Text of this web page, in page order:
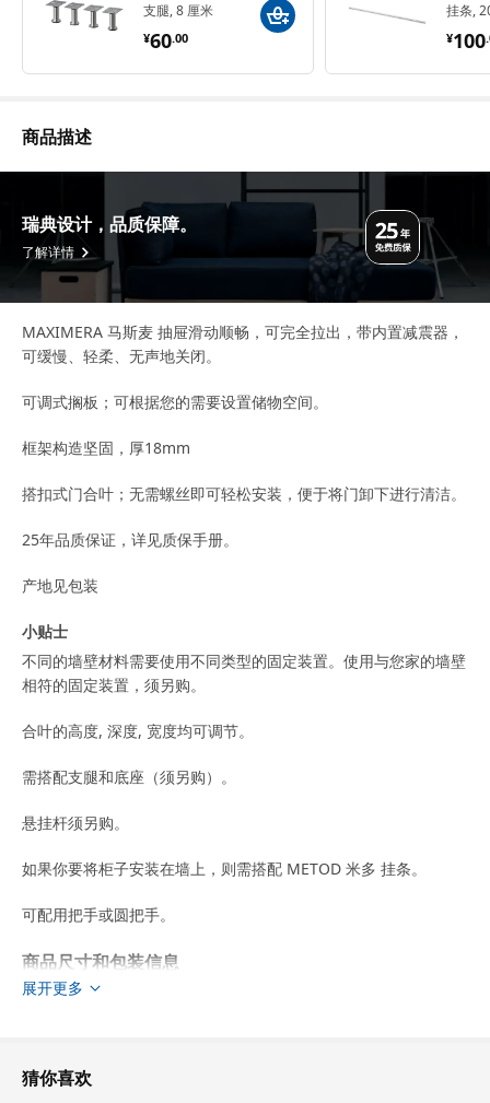
支腿, 8 厘米
¥60.00
¥ 60.00
挂条,
¥100.
¥
商品描述
瑞典设计，品质保障。
了解详情
MAXIMERA 马斯麦 抽屉滑动顺畅，可完全拉出，带内置减震器，
可缓慢、轻柔、无声地关闭。
可调式搁板；可根据您的需要设置储物空间。
框架构造坚固，厚18mm
搭扣式门合叶；无需螺丝即可轻松安装，便于将门卸下进行清洁。
25年品质保证，详见质保手册。
产地见包装
小贴士
不同的墙壁材料需要使用不同类型的固定装置。使用与您家的墙壁
相符的固定装置，须另购。
合叶的高度, 深度, 宽度均可调节。
需搭配支腿和底座（须另购）。
悬挂杆须另购。
如果你要将柜子安装在墙上，则需搭配 METOD 米多 挂条。
可配用把手或圆把手。
商品尺寸和包装信息
适用系统柜深度
展开更多
猜你喜欢